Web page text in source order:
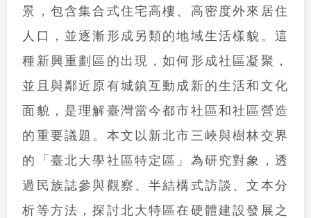
景，包含集合式住宅高樓、高密度外來居住
人口，並逐漸形成另類的地域生活樣貌。這
種新興重劃區的出現，如何形成社區凝聚，
並且與鄰近原有城鎮互動成新的生活和文化
面貌，是理解臺灣當今都市社區和社區營造
的重要議題。本文以新北市三峽與樹林交界
的「臺北大學社區特定區」為研究對象，透
過民族誌參與觀察、半結構式訪談、文本分
析等方法，探討北大特區在硬體建設發展之